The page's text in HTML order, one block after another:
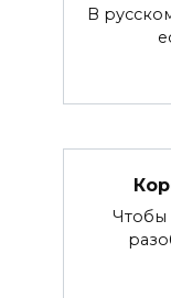
В
Чтобы